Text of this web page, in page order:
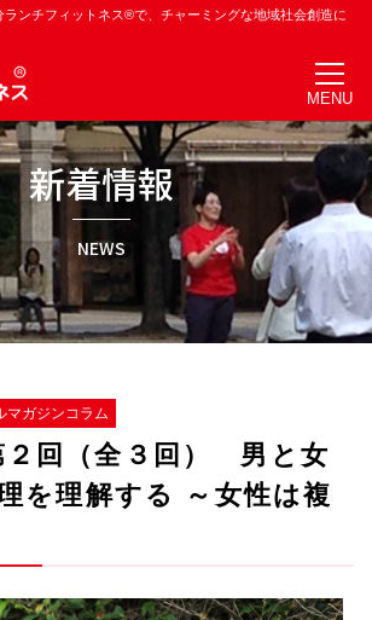
ランチフィットネス®で、チャーミングな地域社会創造に
新着情報
NEWS
マガジンコラム
回（全３回） 男と女
を理解する ～女性は複